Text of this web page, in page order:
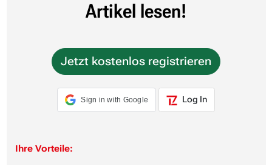
Artikel lesen!
Jetzt kostenlos registrieren
Sign in with Google Log In
Ihre Vorteile: